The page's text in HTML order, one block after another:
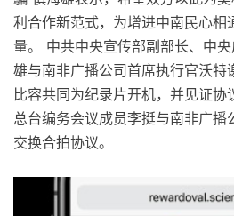
利合作新范式，为增进中南民心相
量。 中共中央宣传部副部长、中
雄与南非广播公司首席执行官沃特
比容共同为纪录片开机，并见证
总台编务会议成员李挺与南非广播
交换合拍协议。